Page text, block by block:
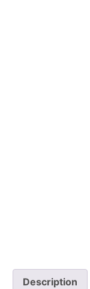
Description